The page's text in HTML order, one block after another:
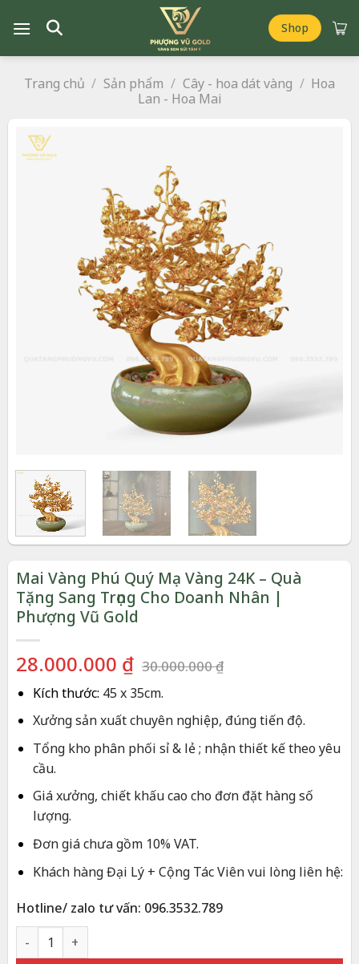
đến
Shop
Trang chủ / Sản phẩm / Cây - hoa dát vàng / Hoa
Lan - Hoa Mai
Mai Vàng Phú Quý Mạ Vàng 24K – Quà
Tặng Sang Trọng Cho Doanh Nhân |
Phượng Vũ Gold
30.000.000₫Giá
gốc
30.000.000 ₫.
28.000.000 ₫ Giá
hiện
là:
28.000.000 ₫.
Kích thước: 45 x 35cm.
Xưởng sản xuất chuyên nghiệp, đúng tiến độ.
Tổng kho phân phối sỉ & lẻ ; nhận thiết kế theo yêu
cầu.
Giá xưởng, chiết khấu cao cho đơn đặt hàng số
lượng.
Đơn giá chưa gồm 10% VAT.
Khách hàng Đại Lý + Cộng Tác Viên vui lòng liên hệ:
Hotline/ zalo tư vấn: 096.3532.789
Mai Vàng Phú Quý Mạ Vàng 24K – Quà Tặng Sang Trọng